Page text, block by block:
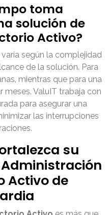
toma
solución de
Activo?
según la complejidad
de la solución. Para
mientras que para una
meses. ValuIT trabaja con
para asegurar una
las interrupciones
su
Activo de